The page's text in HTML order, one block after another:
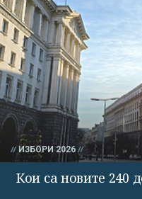
ИЗБОРИ 2026
Кои са новите 240